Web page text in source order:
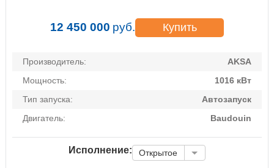
12 450 000 руб. Купить
Производитель:
AKSA
Мощность:
1016 кВт
Тип запуска:
Автозапуск
Двигатель:
Baudouin
Исполнение: Открытое